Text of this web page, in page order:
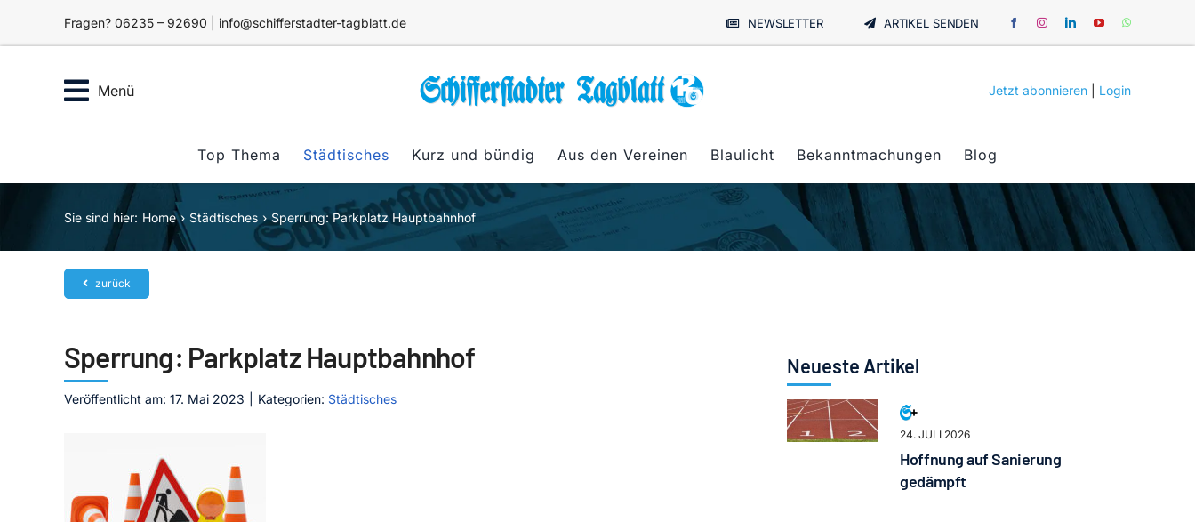
Fragen? 06235 – 92690 | info@schifferstadter-tagblatt.de NEWSLETTER ARTIKEL SENDEN
Menü Jetzt abonnieren Login
Top Thema Städtisches Kurz und bündig Aus den Vereinen Blaulicht Bekanntmachungen Blog
Sie sind hier: Home Städtisches Sperrung: Parkplatz Hauptbahnhof
zurück
Sperrung: Parkplatz Hauptbahnhof
Veröffentlicht am: 17. Mai 2023 Kategorien: Städtisches
Neueste Artikel
24. JULI 2026
Hoffnung auf Sanierung
gedämpft